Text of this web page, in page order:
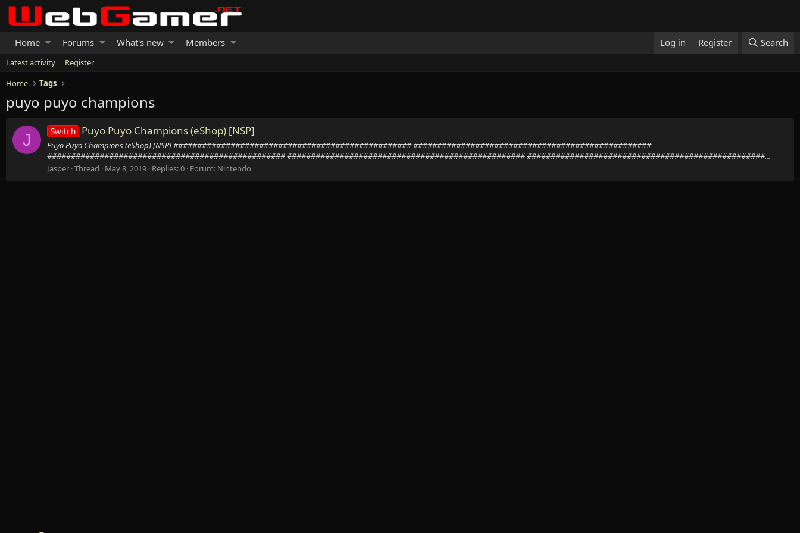
Home Forums What's new Members Log in Register Search
Latest activity
Register
Home
Tags
puyo puyo champions
J Switch Puyo Puyo Champions (eShop) [NSP]
Puyo Puyo Champions (eShop) [NSP] ################################################## ##################################################
################################################## ################################################## ##################################################...
Jasper Thread May 8, 2019 Replies: 0 Forum: Nintendo